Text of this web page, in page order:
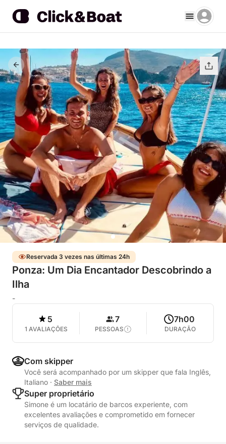
Reservada 3 vezes nas últimas 24h
Ponza: Um Dia Encantador Descobrindo a
Ilha
-
5
1 AVALIAÇÕES
7
PESSOAS
7h00
DURAÇÃO
Com skipper
Você será acompanhado por um skipper que fala Inglês,
Italiano · Saber mais
Super proprietário
Simone é um locatário de barcos experiente, com
excelentes avaliações e comprometido em fornecer
serviços de qualidade.